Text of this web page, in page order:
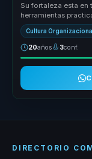
Su fortaleza esta
herramientas
conve...
Cultura Organizacional
20años 3conf.
DIRECTORIO